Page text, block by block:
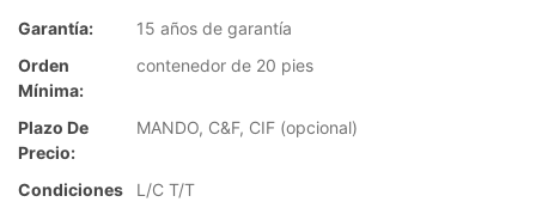
Garantía:
15 años de garantía
Orden
Mínima:
contenedor de 20 pies
Plazo De
Precio:
MANDO, C&F, CIF (opcional)
Condiciones
L/C T/T